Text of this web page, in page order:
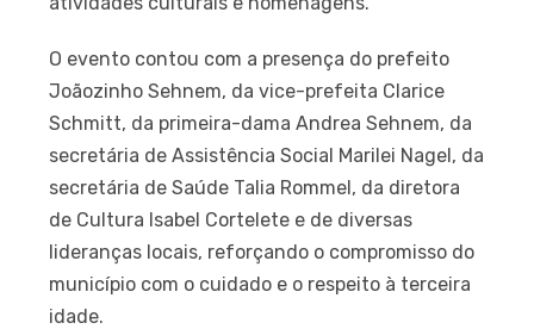
O evento contou com a presença do prefeito
Joãozinho Sehnem, da vice-prefeita Clarice
Schmitt, da primeira-dama Andrea Sehnem, da
secretária de Assistência Social Marilei Nagel, da
secretária de Saúde Talia Rommel, da diretora
de Cultura Isabel Cortelete e de diversas
lideranças locais, reforçando o compromisso do
município com o cuidado e o respeito à terceira
idade.